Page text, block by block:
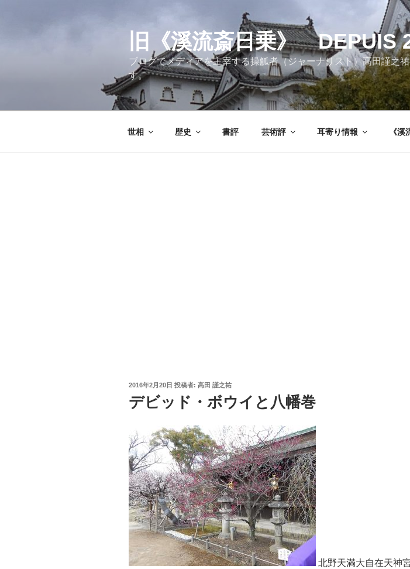
旧《溪流斎日乗》 DEPUIS
ブログでメディアを主宰する操觚者（ジャーナリスト）高田謹之
す。
世相 歴史 書評 芸術評 耳寄り情報 《
投
日:
2016年2月20日 投稿者: 高田 謹之祐
デビッド・ボウイと八幡巻
北野天満大自在天神